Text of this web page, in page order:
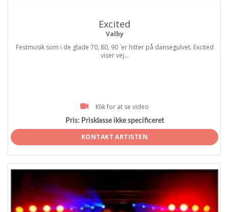
Excited
Valby
Festmusik som i de glade 70, 80, 90 ´er hitter på dansegulvet. Excited
viser vej...
Klik for at se video
Pris: Prisklasse ikke specificeret
KONTAKT ARTISTEN